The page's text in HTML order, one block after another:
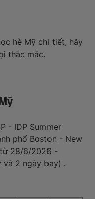
hè Mỹ chi tiết, hãy
thắc mắc.
- IDP Summer
phố Boston - New
28/6/2026 -
2 ngày bay) .